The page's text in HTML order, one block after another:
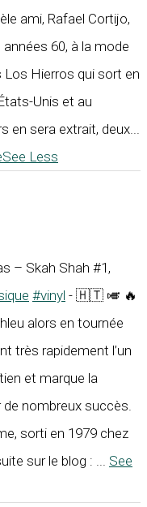
ami, Rafael Cortijo,
60, à la mode
Los Hierros qui sort en
Unis et au
en sera extrait, deux...
See Less
– Skah Shah #1,
#vinyl - 🇭🇹 🎺 🔥
alors en tournée
très rapidement l’un
et marque la
nombreux succès.
sorti en 1979 chez
sur le blog :
See